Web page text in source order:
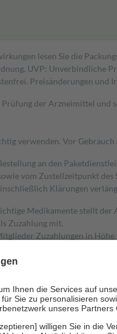
lesen Sie die
UVP: Unverbindliche
Preisänderungen und
Prüfung der Arzneimittel und
verwenden. Vor
an den
vom Zustellzeitpunkt
Klärungen
Medikamente stellt der
Zuzahlung mit.
Zuzahlungen in Höhe
auch für Online-
Versicherten für ihre
bis zum vollendeten 18.
und Früherkennung,